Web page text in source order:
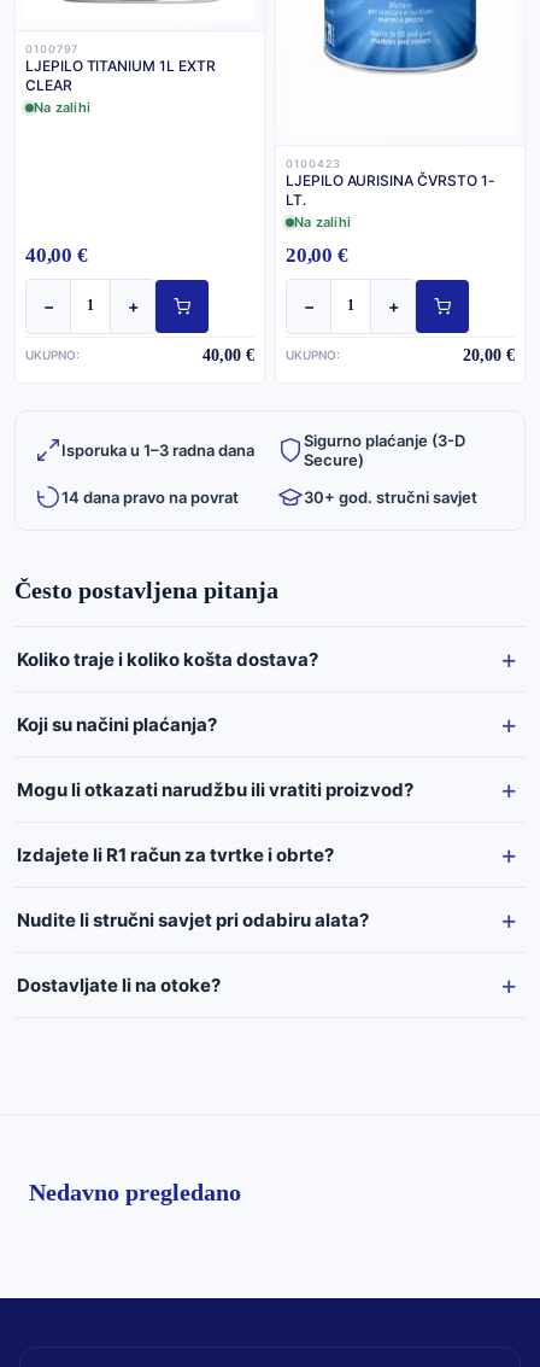
0100797
LJEPILO TITANIUM 1L EXTR
CLEAR
Na zalihi
40,00 €
− +
UKUPNO: 40,00 €
0100423
LJEPILO AURISINA ČVRSTO 1-
LT.
Na zalihi
20,00 €
− +
UKUPNO: 20,00 €
Isporuka u 1–3 radna dana
Sigurno plaćanje (3-D
Secure)
14 dana pravo na povrat
30+ god. stručni savjet
Često postavljena pitanja
Koliko traje i koliko košta dostava?
Koji su načini plaćanja?
Mogu li otkazati narudžbu ili vratiti proizvod?
Izdajete li R1 račun za tvrtke i obrte?
Nudite li stručni savjet pri odabiru alata?
Dostavljate li na otoke?
Nedavno pregledano